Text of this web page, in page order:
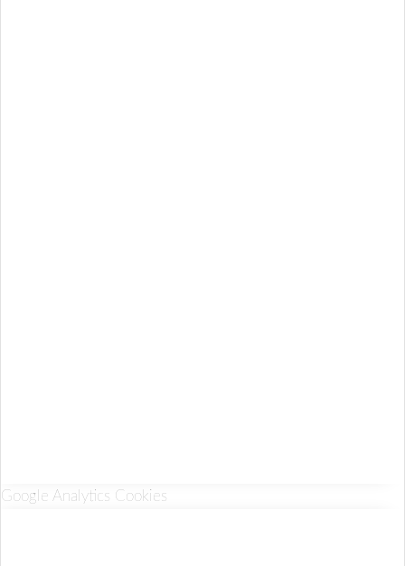
Google Analytics Cookies